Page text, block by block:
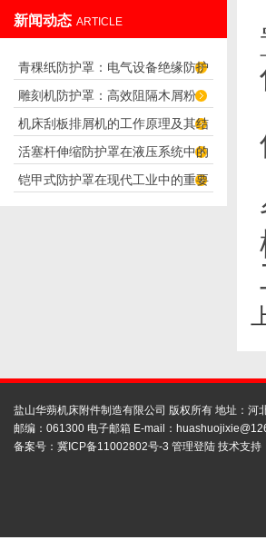
新闻动态 ARTICLE
青稞纸防护罩：电气设备绝缘防护
专用方案
雕刻机防护罩：高效阻隔木屑粉
尘，守护设备精度与安全
机床刮板排屑机的工作原理及其结
构分析
活塞杆伸缩防护罩在液压系统中的
应用
铠甲式防护罩在现代工业中的重要
盐山华蒴机床附件制造有限公司 版权所有 地址：河
邮编：061300 电子邮箱 E-mail：
备案号： 冀ICP备11002802号-3 管理登陆 技术支持